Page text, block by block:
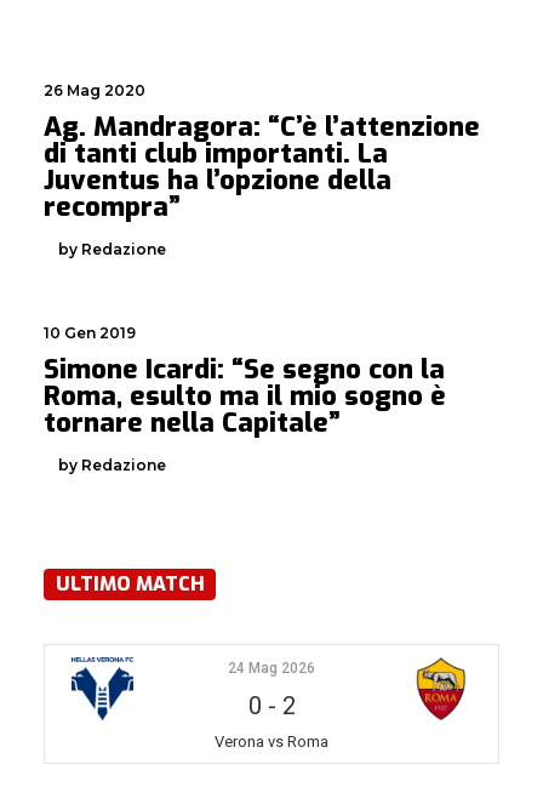
26 Mag 2020
Ag. Mandragora: “C’è l’attenzione
di tanti club importanti. La
Juventus ha l’opzione della
recompra”
by Redazione
10 Gen 2019
Simone Icardi: “Se segno con la
Roma, esulto ma il mio sogno è
tornare nella Capitale”
by Redazione
ULTIMO MATCH
24 Mag 2026
0 - 2
Verona vs Roma